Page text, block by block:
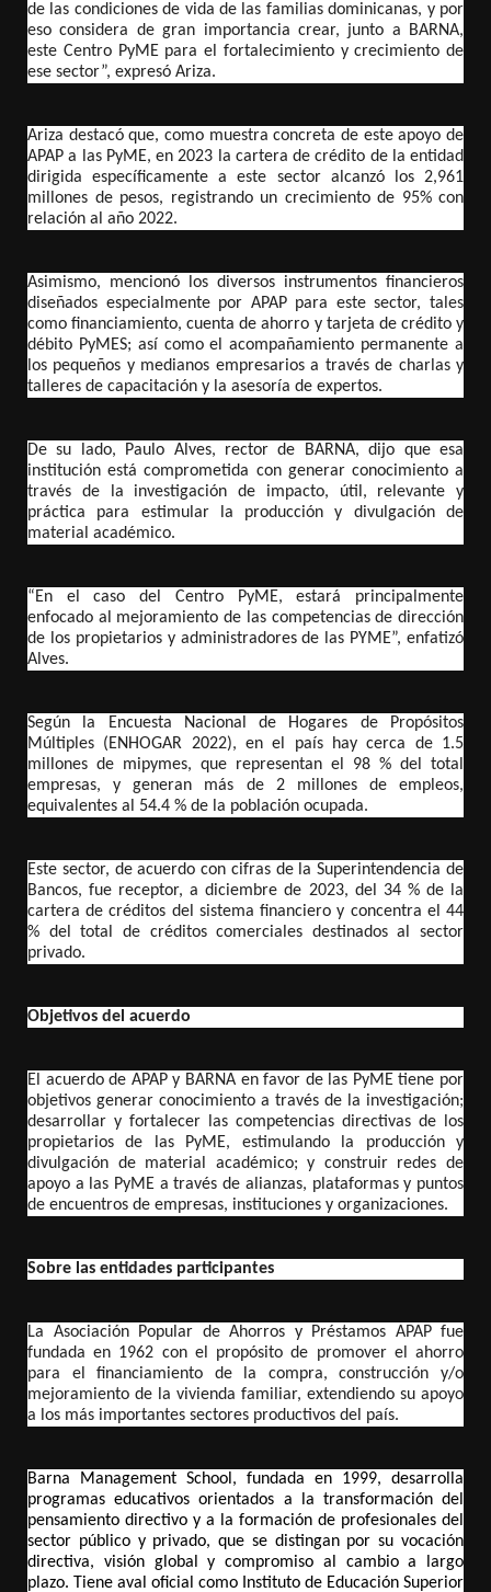
de las condiciones de vida de las familias dominicanas, y por
eso considera de gran importancia crear, junto a BARNA,
este Centro PyME para el fortalecimiento y crecimiento de
ese sector”, expresó Ariza.
Ariza destacó que, como muestra concreta de este apoyo de
APAP a las PyME, en 2023 la cartera de crédito de la entidad
dirigida específicamente a este sector alcanzó los 2,961
millones de pesos, registrando un crecimiento de 95% con
relación al año 2022.
Asimismo, mencionó los diversos instrumentos financieros
diseñados especialmente por APAP para este sector, tales
como financiamiento, cuenta de ahorro y tarjeta de crédito y
débito PyMES; así como el acompañamiento permanente a
los pequeños y medianos empresarios a través de charlas y
talleres de capacitación y la asesoría de expertos.
De su lado, Paulo Alves, rector de BARNA, dijo que esa
institución está comprometida con generar conocimiento a
través de la investigación de impacto, útil, relevante y
práctica para estimular la producción y divulgación de
material académico.
“En el caso del Centro PyME, estará principalmente
enfocado al mejoramiento de las competencias de dirección
de los propietarios y administradores de las PYME”, enfatizó
Alves.
Según la Encuesta Nacional de Hogares de Propósitos
Múltiples (ENHOGAR 2022), en el país hay cerca de 1.5
millones de mipymes, que representan el 98 % del total
empresas, y generan más de 2 millones de empleos,
equivalentes al 54.4 % de la población ocupada.
Este sector, de acuerdo con cifras de la Superintendencia de
Bancos, fue receptor, a diciembre de 2023, del 34 % de la
cartera de créditos del sistema financiero y concentra el 44
% del total de créditos comerciales destinados al sector
privado.
Objetivos del acuerdo
El acuerdo de APAP y BARNA en favor de las PyME tiene por
objetivos generar conocimiento a través de la investigación;
desarrollar y fortalecer las competencias directivas de los
propietarios de las PyME, estimulando la producción y
divulgación de material académico; y construir redes de
apoyo a las PyME a través de alianzas, plataformas y puntos
de encuentros de empresas, instituciones y organizaciones.
Sobre las entidades participantes
La Asociación Popular de Ahorros y Préstamos APAP fue
fundada en 1962 con el propósito de promover el ahorro
para el financiamiento de la compra, construcción y/o
mejoramiento de la vivienda familiar, extendiendo su apoyo
a los más importantes sectores productivos del país.
Barna Management School, fundada en 1999, desarrolla
programas educativos orientados a la transformación del
pensamiento directivo y a la formación de profesionales del
sector público y privado, que se distingan por su vocación
directiva, visión global y compromiso al cambio a largo
plazo. Tiene aval oficial como Instituto de Educación Superior